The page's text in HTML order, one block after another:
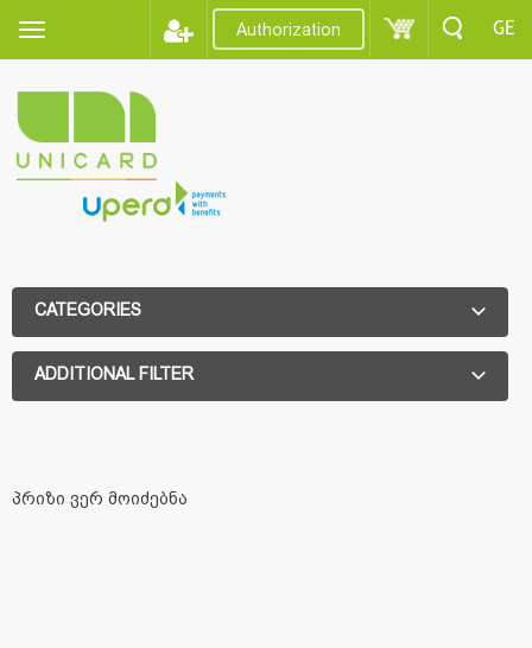
Authorization GE
CATEGORIES
ADDITIONAL FILTER
პრიზი ვერ მოიძებნა